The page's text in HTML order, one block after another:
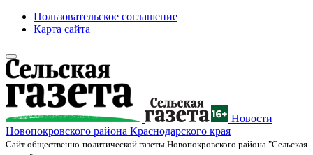
Пользовательское соглашение
Карта сайта
Новости
Новопокровского района Краснодарского края
Cайт общественно-политической газеты Новопокровского района "Сельская